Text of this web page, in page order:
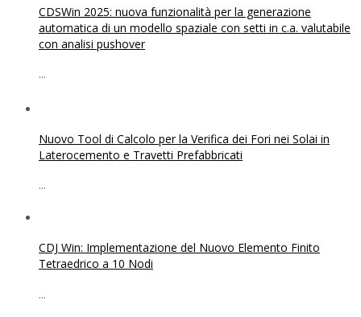
CDSWin 2025: nuova funzionalità per la generazione
automatica di un modello spaziale con setti in c.a. valutabile
con analisi pushover
...
Nuovo Tool di Calcolo per la Verifica dei Fori nei Solai in
Laterocemento e Travetti Prefabbricati
...
CDJ Win: Implementazione del Nuovo Elemento Finito
Tetraedrico a 10 Nodi
...